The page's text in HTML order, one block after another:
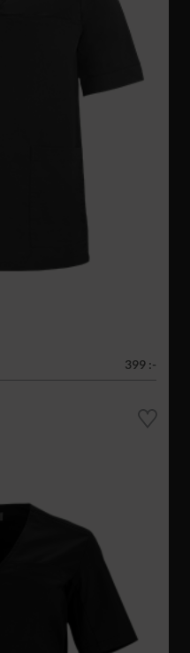
399 :-